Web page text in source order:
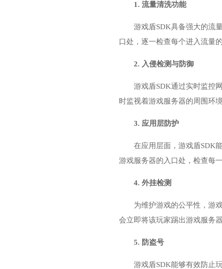
1. 流量清洗功能
游戏盾SDK具备强大的流
口处，逐一检查每个进入流量
2. 入侵检测与防御
游戏盾SDK通过实时监控
时监视着游戏服务器的周围环
3. 应用层防护
在应用层面，游戏盾SDK
游戏服务器的入口处，检查每
4. 外挂检测
为维护游戏的公平性，游
会立即将该玩家踢出游戏服务
5. 防盗号
游戏盾SDK能够有效防止